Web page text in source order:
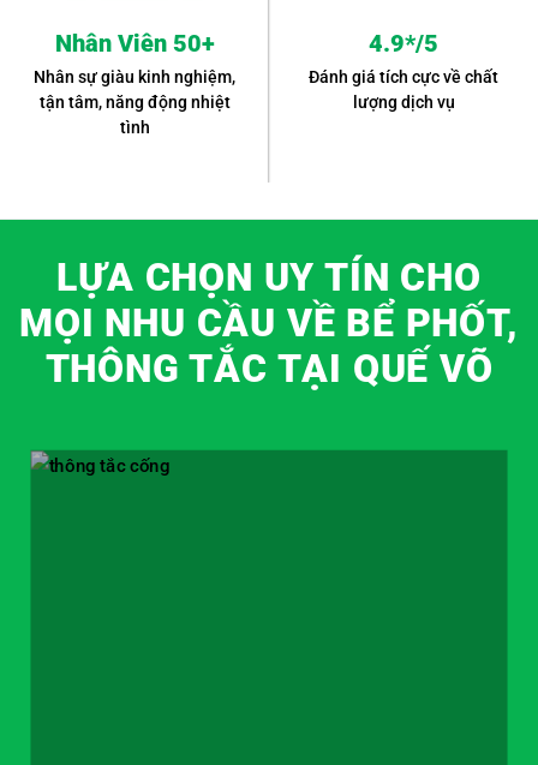
Nhân Viên 50+
Nhân sự giàu kinh nghiệm,
tận tâm, năng động nhiệt
tình
4.9*/5
Đánh giá tích cực về chất
lượng dịch vụ
LỰA CHỌN UY TÍN CHO
MỌI NHU CẦU VỀ BỂ PHỐT,
THÔNG TẮC TẠI QUẾ VÕ